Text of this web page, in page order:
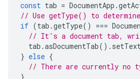
const tab = DocumentApp .
// Use getType() to
if (tab .getType() ===
// It's a document tab,
tab .asDocumentTab().
} else {
// There are currently no
}